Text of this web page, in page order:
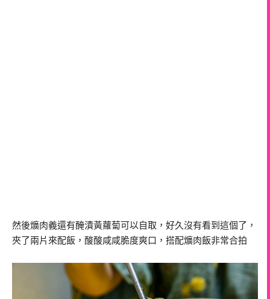
然後爌肉義還有醃漬黃蘿蔔可以自取，好久沒有看到這個了，
夾了兩片來配飯，酸酸咸咸脆度爽口，搭配爌肉飯非常合拍